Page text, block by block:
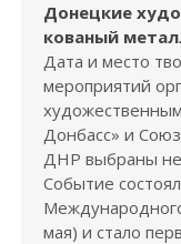
Донецкие
кованый
Дата и место
мероприятий
Донбасс» и
ДНР выбраны не
Событие
мая) и стало